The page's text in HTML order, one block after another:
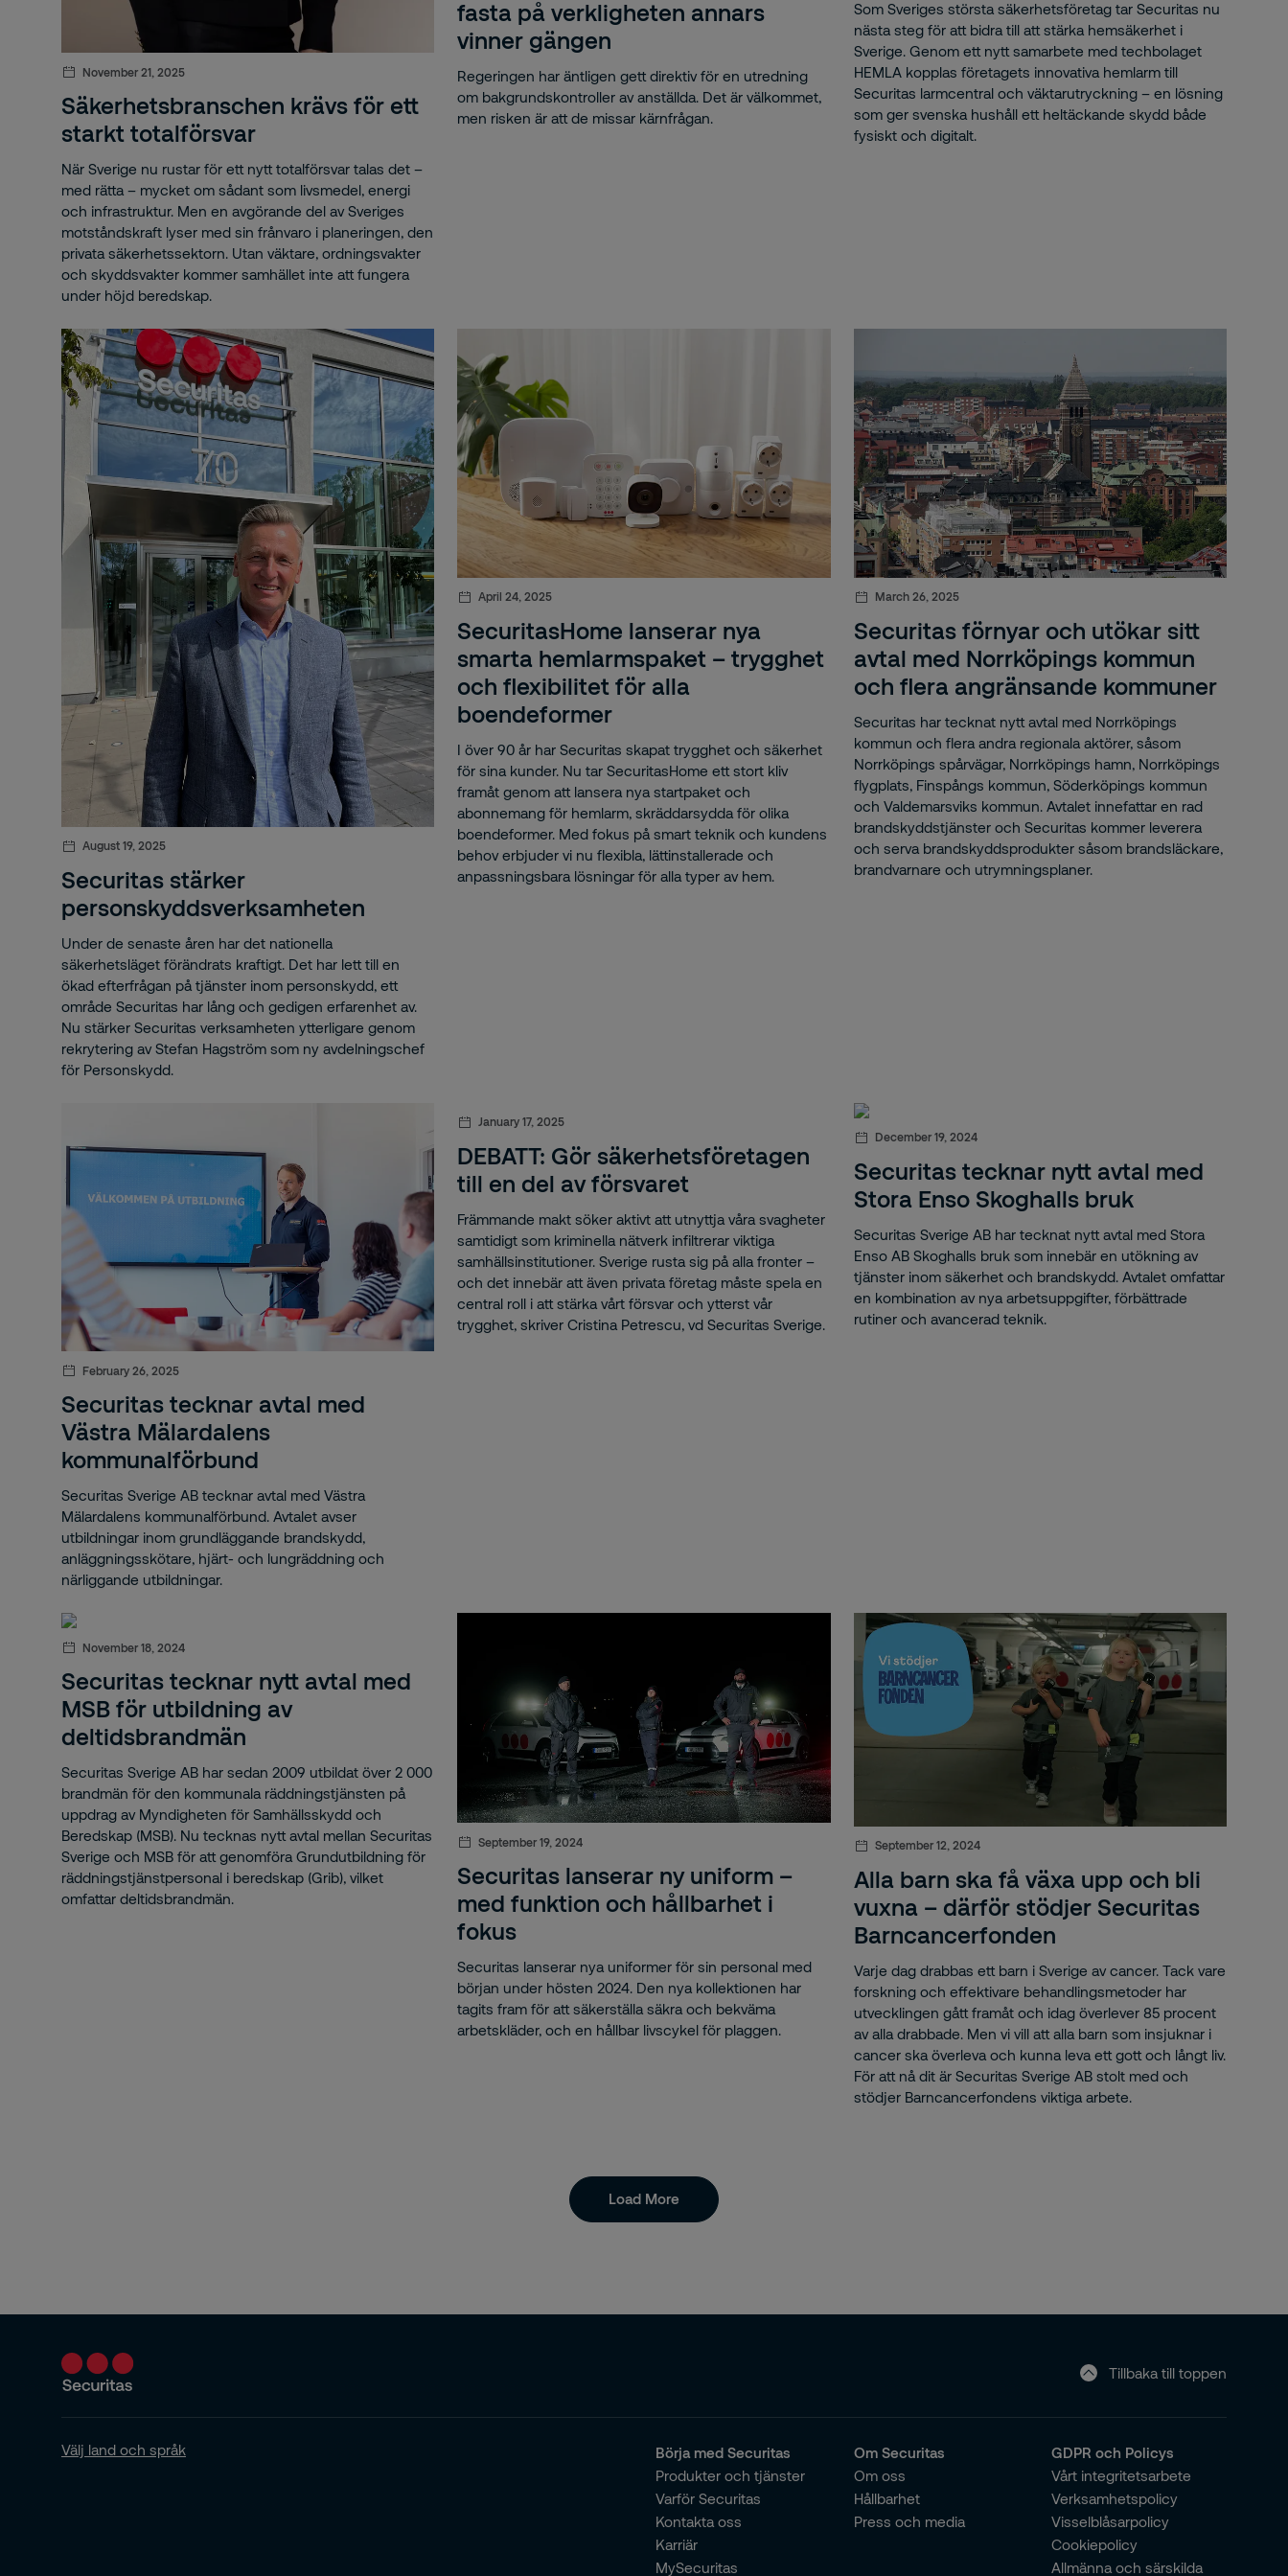
Alcro Pro Center
Alligo Holdning
Anders Tegnell
Annika Sörenstam
AR Media
Arbetsgivarvarumärke
Arbetslöshet
Arkitektkopia
Arlanda
Arx larm
Avtal
Bakgrundskontroller
Barncancerfonden
bevakning
Bildkommunikation
Björn Eriksson
Borgholms kommun
Brand och räddning
brandman
brandskydd
brandskyddstjänster
brandsäkerhet
brandtjänster
brott
Brottsförebyggande
Brunna
Corona
Coronapandemi
Covid-19
Dagens media
Damberg
David Skyman
Drottning Elizabeth II
November 21, 2025
Säkerhetsbranschen krävs för ett
starkt totalförsvar
När Sverige nu rustar för ett nytt totalförsvar talas det –
med rätta – mycket om sådant som livsmedel, energi
och infrastruktur. Men en avgörande del av Sveriges
motståndskraft lyser med sin frånvaro i planeringen, den
privata säkerhetssektorn. Utan väktare, ordningsvakter
och skyddsvakter kommer samhället inte att fungera
under höjd beredskap.
fasta på verkligheten annars
vinner gängen
Regeringen har äntligen gett direktiv för en utredning
om bakgrundskontroller av anställda. Det är välkommet,
men risken är att de missar kärnfrågan.
Som Sveriges största säkerhetsföretag tar Securitas nu
nästa steg för att bidra till att stärka hemsäkerhet i
Sverige. Genom ett nytt samarbete med techbolaget
HEMLA kopplas företagets innovativa hemlarm till
Securitas larmcentral och väktarutryckning – en lösning
som ger svenska hushåll ett heltäckande skydd både
fysiskt och digitalt.
August 19, 2025
Securitas stärker
personskyddsverksamheten
Under de senaste åren har det nationella
säkerhetsläget förändrats kraftigt. Det har lett till en
ökad efterfrågan på tjänster inom personskydd, ett
område Securitas har lång och gedigen erfarenhet av.
Nu stärker Securitas verksamheten ytterligare genom
rekrytering av Stefan Hagström som ny avdelningschef
för Personskydd.
April 24, 2025
SecuritasHome lanserar nya
smarta hemlarmspaket – trygghet
och flexibilitet för alla
boendeformer
I över 90 år har Securitas skapat trygghet och säkerhet
för sina kunder. Nu tar SecuritasHome ett stort kliv
framåt genom att lansera nya startpaket och
abonnemang för hemlarm, skräddarsydda för olika
boendeformer. Med fokus på smart teknik och kundens
behov erbjuder vi nu flexibla, lättinstallerade och
anpassningsbara lösningar för alla typer av hem.
March 26, 2025
Securitas förnyar och utökar sitt
avtal med Norrköpings kommun
och flera angränsande kommuner
Securitas har tecknat nytt avtal med Norrköpings
kommun och flera andra regionala aktörer, såsom
Norrköpings spårvägar, Norrköpings hamn, Norrköpings
flygplats, Finspångs kommun, Söderköpings kommun
och Valdemarsviks kommun. Avtalet innefattar en rad
brandskyddstjänster och Securitas kommer leverera
och serva brandskyddsprodukter såsom brandsläckare,
brandvarnare och utrymningsplaner.
February 26, 2025
Securitas tecknar avtal med
Västra Mälardalens
kommunalförbund
Securitas Sverige AB tecknar avtal med Västra
Mälardalens kommunalförbund. Avtalet avser
utbildningar inom grundläggande brandskydd,
anläggningsskötare, hjärt- och lungräddning och
närliggande utbildningar.
January 17, 2025
DEBATT: Gör säkerhetsföretagen
till en del av försvaret
Främmande makt söker aktivt att utnyttja våra svagheter
samtidigt som kriminella nätverk infiltrerar viktiga
samhällsinstitutioner. Sverige rusta sig på alla fronter –
och det innebär att även privata företag måste spela en
central roll i att stärka vårt försvar och ytterst vår
trygghet, skriver Cristina Petrescu, vd Securitas Sverige.
December 19, 2024
Securitas tecknar nytt avtal med
Stora Enso Skoghalls bruk
Securitas Sverige AB har tecknat nytt avtal med Stora
Enso AB Skoghalls bruk som innebär en utökning av
tjänster inom säkerhet och brandskydd. Avtalet omfattar
en kombination av nya arbetsuppgifter, förbättrade
rutiner och avancerad teknik.
November 18, 2024
Securitas tecknar nytt avtal med
MSB för utbildning av
deltidsbrandmän
Securitas Sverige AB har sedan 2009 utbildat över 2 000
brandmän för den kommunala räddningstjänsten på
uppdrag av Myndigheten för Samhällsskydd och
Beredskap (MSB). Nu tecknas nytt avtal mellan Securitas
Sverige och MSB för att genomföra Grundutbildning för
räddningstjänstpersonal i beredskap (Grib), vilket
omfattar deltidsbrandmän.
September 19, 2024
Securitas lanserar ny uniform –
med funktion och hållbarhet i
fokus
Securitas lanserar nya uniformer för sin personal med
början under hösten 2024. Den nya kollektionen har
tagits fram för att säkerställa säkra och bekväma
arbetskläder, och en hållbar livscykel för plaggen.
September 12, 2024
Alla barn ska få växa upp och bli
vuxna – därför stödjer Securitas
Barncancerfonden
Varje dag drabbas ett barn i Sverige av cancer. Tack vare
forskning och effektivare behandlingsmetoder har
utvecklingen gått framåt och idag överlever 85 procent
av alla drabbade. Men vi vill att alla barn som insjuknar i
cancer ska överleva och kunna leva ett gott och långt liv.
För att nå dit är Securitas Sverige AB stolt med och
stödjer Barncancerfondens viktiga arbete.
Load More
Tillbaka till toppen
Välj land och språk
Börja med Securitas
Produkter och tjänster
Varför Securitas
Kontakta oss
Karriär
MySecuritas
Om Securitas
Om oss
Hållbarhet
Press och media
GDPR och Policys
Vårt integritetsarbete
Verksamhetspolicy
Visselblåsarpolicy
Cookiepolicy
Allmänna och särskilda